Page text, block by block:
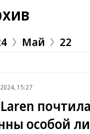
Май 22
15:27
особой